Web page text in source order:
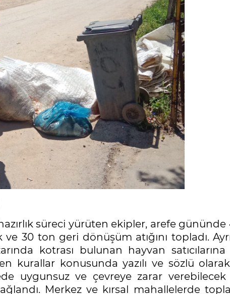
süreci yürüten ekipler, arefe gününde
30 ton geri dönüşüm atığını topladı.
kotrası bulunan hayvan
kurallar konusunda yazılı ve sözlü
uygunsuz ve çevreye zarar
Merkez ve kırsal mahallelerde